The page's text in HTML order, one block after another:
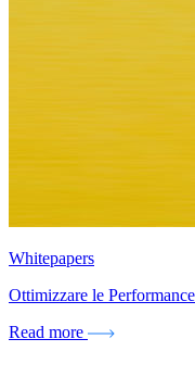
Whitepapers
Ottimizzare le
Read more